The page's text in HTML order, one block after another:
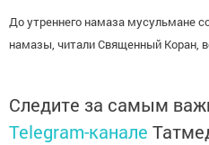
До утреннего намаза мусульмане
намазы, читали Священный Коран,
Следите за самым
Telegram-канале